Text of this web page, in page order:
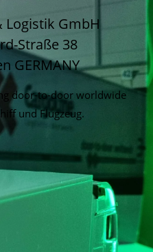
Logistik GmbH
Straße 38
GERMANY
door-to-door worldwide
und Flugzeug.